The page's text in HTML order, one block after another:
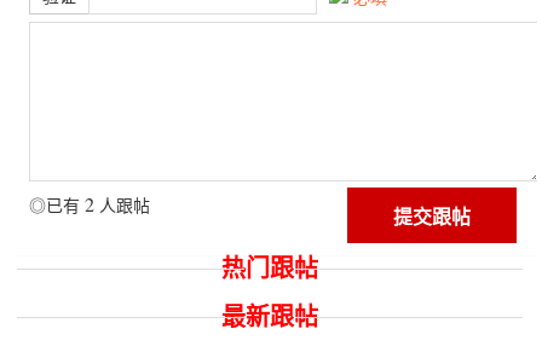
◎已有 2 人跟帖
热门跟帖
最新跟帖